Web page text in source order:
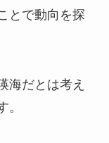
とで動向を探
海だとは考え
。